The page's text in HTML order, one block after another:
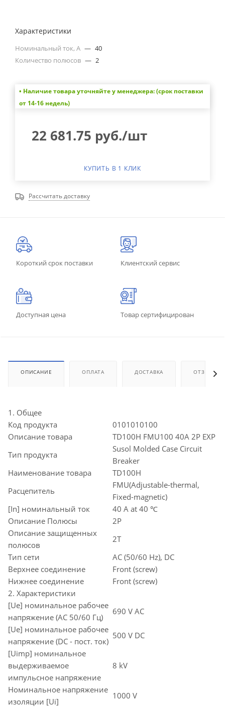
Характеристики
Номинальный ток, А — 40
Количество полюсов — 2
• Наличие товара уточняйте у менеджера: (срок поставки
от 14-16 недель)
22 681.75 руб./шт
КУПИТЬ В 1 КЛИК
Рассчитать доставку
Короткий срок поставки Клиентский сервис
Доступная цена Товар сертифицирован
ОПИСАНИЕ ОПЛАТА ДОСТАВКА ОТЗЫВЫ
1. Общее
Код продукта
0101010100
Описание товара
TD100H FMU100 40A 2P EXP
Тип продукта
Susol Molded Case Circuit
Breaker
Наименование товара
TD100H
Расцепитель
FMU(Adjustable-thermal,
Fixed-magnetic)
[In] номинальный ток
40 A at 40 ℃
Описание Полюсы
2P
Описание защищенных
полюсов
2T
Тип сети
AC (50/60 Hz), DC
Верхнее соединение
Front (screw)
Нижнее соединение
Front (screw)
2. Характеристики
[Ue] номинальное рабочее
напряжение (AC 50/60 Гц)
690 V AC
[Ue] номинальное рабочее
напряжение (DC - пост. ток)
500 V DC
[Uimp] номинальное
выдерживаемое
импульсное напряжение
8 kV
Номинальное напряжение
изоляции [Ui]
1000 V